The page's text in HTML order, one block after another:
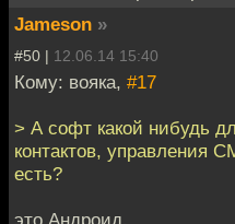
Jameson »
#50 | 12.06.14 15:40
Кому: вояка, #17
> А софт какой нибудь
контактов, управления
есть?